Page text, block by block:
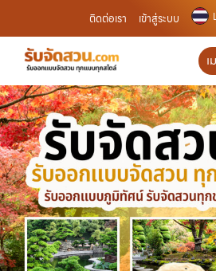
ติดต่อเรา เข้าสู่ระบบ
เ